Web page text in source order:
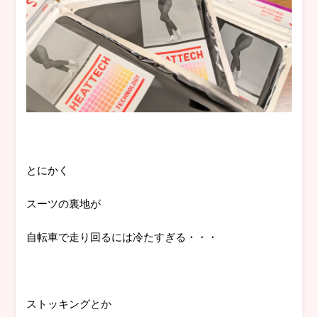
とにかく
スーツの裏地が
自転車で走り回るには冷たすぎる・・・
ストッキングとか